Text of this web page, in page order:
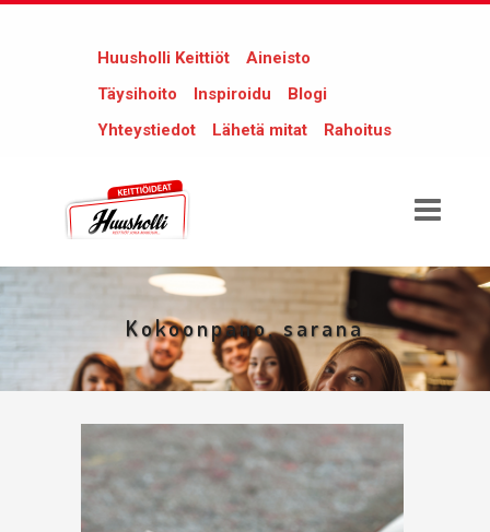
Huusholli Keittiöt
Aineisto
Täysihoito
Inspiroidu
Blogi
Yhteystiedot
Lähetä mitat Rahoitus
Kokoonpano, sarana